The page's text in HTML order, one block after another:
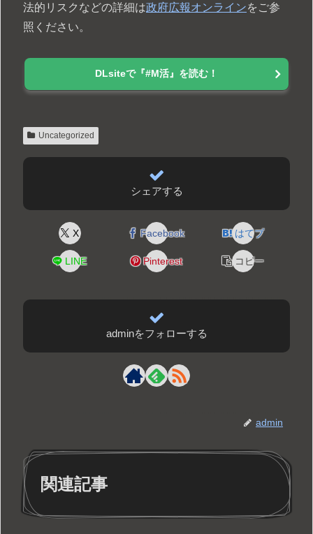
法的リスクなどの詳細は政府広報オンラインをご参
照ください。
DLsiteで『#M活』を読む！
Uncategorized
シェアする
X Facebook はてブ
LINE Pinterest コピー
adminをフォローする
admin
関連記事